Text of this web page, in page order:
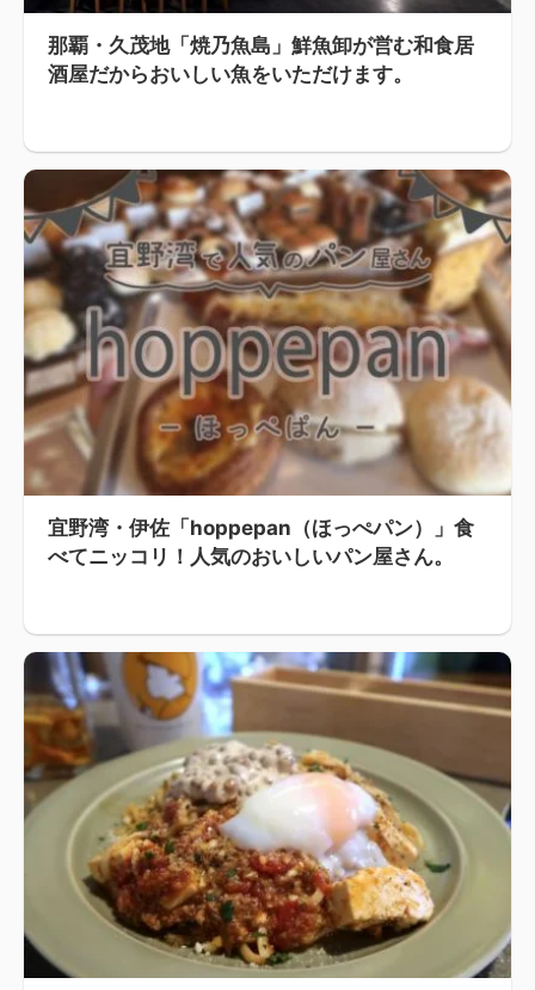
那覇・久茂地「焼乃魚島」鮮魚卸が営む和食居
酒屋だからおいしい魚をいただけます。
宜野湾・伊佐「hoppepan（ほっぺパン）」食
べてニッコリ！人気のおいしいパン屋さん。